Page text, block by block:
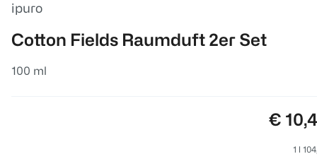
ipuro
Cotton Fields Raumduft 2er Set
100 ml
Preis:
€
1 l